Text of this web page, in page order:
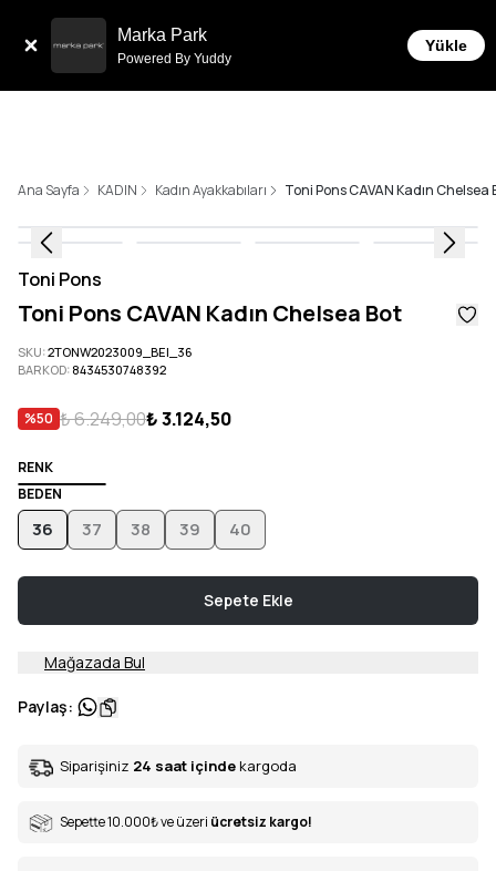
Marka Park
Powered By Yuddy
Yükle
Ana Sayfa KADIN Kadın Ayakkabıları Toni Pons CAVAN Kadın Chelsea
Toni Pons
Toni Pons CAVAN Kadın Chelsea Bot
SKU:2TONW2023009_BEI_36
BARKOD: 8434530748392
%50 ₺ 6.249,00₺ 3.124,50
RENK
BEDEN
36 37 38 39 40
Sepete Ekle
Mağazada Bul
Paylaş:
Siparişiniz 24 saat içinde kargoda
Sepette 10.000₺ve üzeri ücretsiz kargo!